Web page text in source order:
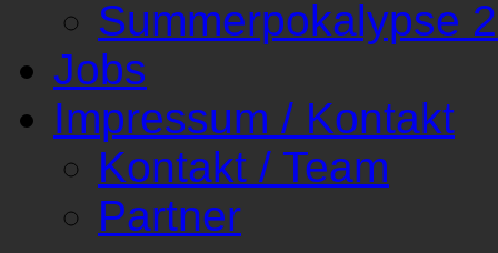
Summerpokalypse
Jobs
Impressum / Kontakt
Kontakt / Team
Partner